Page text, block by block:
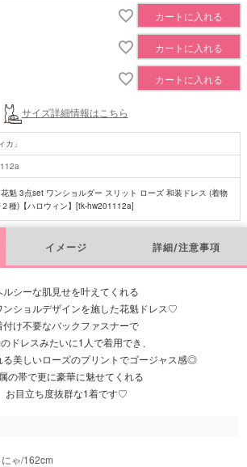
カートに入れる
カートに入れる
カートに入れる
サイズ詳細情報はこちら
カ」
魁 3点set ワンショルダー スリット ローズ 和装ドレス (着物
２種)【ハロウィン】[tk-hw201112a]
イメージ 詳細/注意事項
ルシーな肌見せを叶えてくれる
ンショルデザインを施した花魁ドレス♡
付け不要なバックファスナーで
ドレスみたいに1人で着用でき、
る美しいローズのプリントでゴージャス感◎
の帯で更に豪華に魅せてくれる
お目立ち度抜群な1着です♡
ゃ/162cm